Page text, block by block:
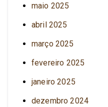
maio 2025
abril 2025
março 2025
fevereiro 2025
janeiro 2025
dezembro 2024